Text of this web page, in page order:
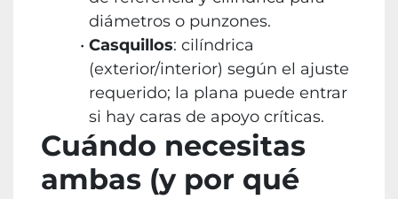
diámetros o punzones.
Casquillos: cilíndrica
(exterior/interior) según el ajuste
requerido; la plana puede entrar
si hay caras de apoyo críticas.
Cuándo necesitas
ambas (y por qué